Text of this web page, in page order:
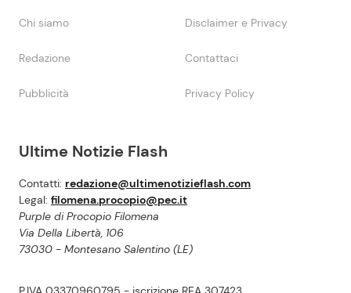
Ultime Notizie Flash
Contatti: redazione@ultimenotizieflash.com
Legal: filomena.procopio@pec.it
Purple di Procopio Filomena
Via Della Libertà, 106
73030 - Montesano Salentino (LE)
Chi siamo Disclaimer e Privacy
Redazione Contattaci
Pubblicità Privacy Policy